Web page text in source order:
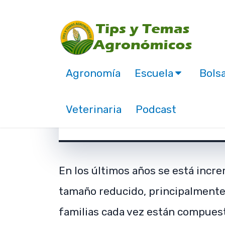
Agronomía Escuela
Veterinaria Podcast
Cultivares de Sandía
junio 6, 2019
En los últimos años se está
tamaño reducido,
familias cada vez están